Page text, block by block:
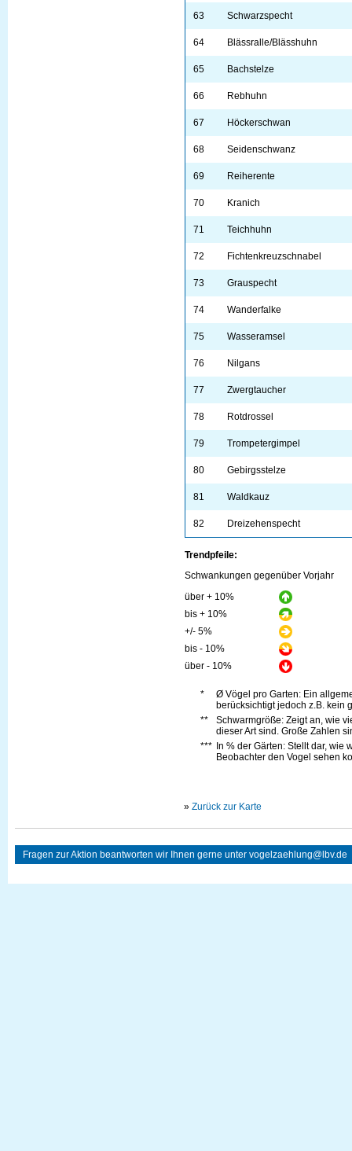
63 Schwarzspecht
64 Blässralle/Blässhuhn
65 Bachstelze
66 Rebhuhn
67 Höckerschwan
68 Seidenschwanz
69 Reiherente
70 Kranich
71 Teichhuhn
72 Fichtenkreuzschnabel
73 Grauspecht
74 Wanderfalke
75 Wasseramsel
76 Nilgans
77 Zwergtaucher
78 Rotdrossel
79 Trompetergimpel
80 Gebirgsstelze
81 Waldkauz
82 Dreizehenspecht
Trendpfeile:
Schwankungen gegenüber Vorjahr
über + 10%
bis + 10%
+/- 5%
bis - 10%
über - 10%
*
Ø Vögel pro Garten: Ein
berücksichtigt jedoch z.B. kein
**
Schwarmgröße: Zeigt an, wie
dieser Art sind. Große Zahlen
*** In % der Gärten: Stellt dar,
Beobachter den Vogel sehen
» Zurück zur Karte
Fragen zur Aktion beantworten wir Ihnen gerne unter vogelzaehlung@lbv.de